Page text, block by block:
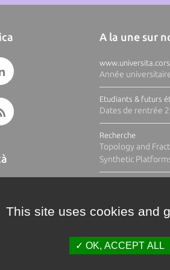
A la une sur
Année
Etudiants & futurs
Dates de rentrée
Recherche
Topology and
Synthetic
This site uses cookies and
OK, ACCEPT ALL